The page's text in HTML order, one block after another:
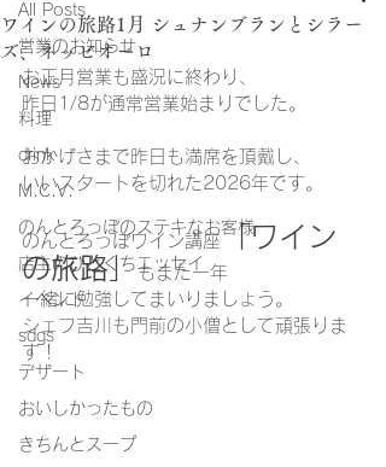
All Posts
営業のお知らせ
News
料理
drink
M.C.V.
のんとろっぽのステキなお客様
店主のひとくちエッセイ
イベント
sdgs
デザート
おいしかったもの
きちんとスープ
ワインの旅路1月 シュナンブランとシラー
ズ、ネッビオーロ
お正月営業も盛況に終わり、
昨日1/8が通常営業始まりでした。
おかげさまで昨日も満席を頂戴し、
いいスタートを切れた2026年です。
のんとろっぽワイン講座「ワイン
の旅路」もまた一年
一緒に勉強してまいりましょう。
シェフ吉川も門前の小僧として頑張りま
す！